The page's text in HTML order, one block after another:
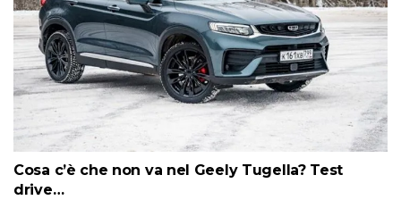
Cosa c’è che non va nel Geely Tugella? Test
drive…